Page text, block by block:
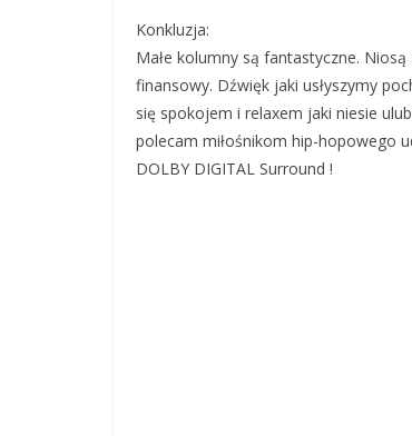
Konkluzja:
Małe kolumny są fantastyczne.
finansowy. Dźwięk jaki usłyszymy
się spokojem i relaxem jaki niesie
polecam miłośnikom hip-hopowego
DOLBY DIGITAL Surround !